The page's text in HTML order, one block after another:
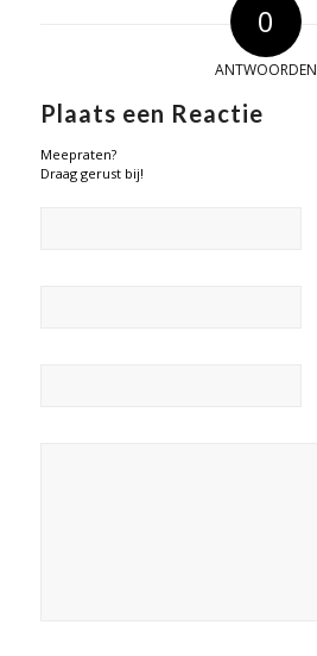
0
ANTWOORDEN
Plaats een Reactie
Meepraten?
Draag gerust bij!